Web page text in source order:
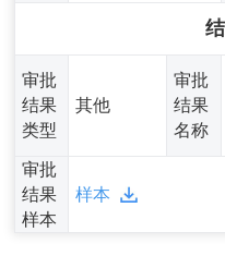
审批
结果
类型
其他
审批
结果
名称
审批
结果
样本
样本